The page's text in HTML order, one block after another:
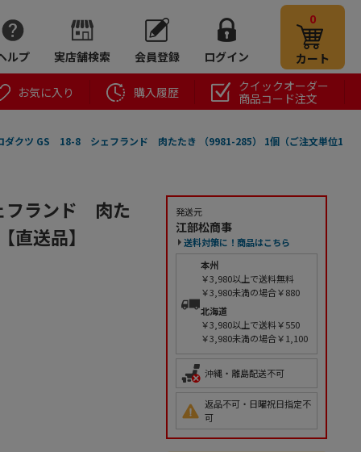
ルプ 実店舗検索 会員登録 ログイン
0
カート
お気に入り 購入履歴
クイックオーダー
商品コード注文
ダクツ GS 18-8 シェフランド 肉たたき （9981-285） 1個（ご注文単位1
フランド 肉た
送品】
発送元
江部松商事
送料対策に！商品はこちら
本州
￥3,980以上で送料無料
￥3,980未満の場合￥880
北海道
￥3,980以上で送料￥550
￥3,980未満の場合￥1,100
沖縄・離島配送不可
返品不可・日曜祝日指定不
可